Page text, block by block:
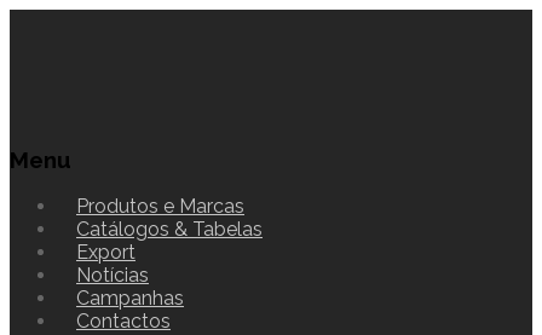
Menu
Produtos e Marcas
Catálogos & Tabelas
Export
Notícias
Campanhas
Contactos